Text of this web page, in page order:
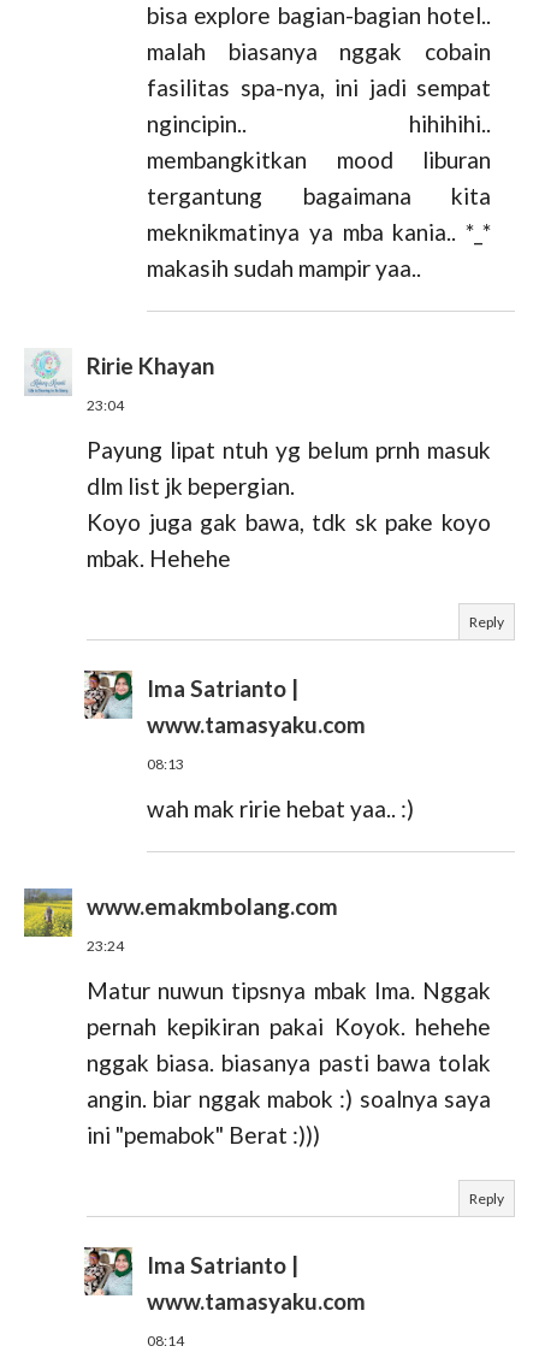
bisa explore bagian-bagian hotel..
malah biasanya nggak cobain
fasilitas spa-nya, ini jadi sempat
ngincipin.. hihihihi..
membangkitkan mood liburan
tergantung bagaimana kita
meknikmatinya ya mba kania.. *_*
makasih sudah mampir yaa..
Ririe Khayan
23:04
Payung lipat ntuh yg belum prnh masuk
dlm list jk bepergian.
Koyo juga gak bawa, tdk sk pake koyo
mbak. Hehehe
Reply
Ima Satrianto |
www.tamasyaku.com
08:13
wah mak ririe hebat yaa.. :)
www.emakmbolang.com
23:24
Matur nuwun tipsnya mbak Ima. Nggak
pernah kepikiran pakai Koyok. hehehe
nggak biasa. biasanya pasti bawa tolak
angin. biar nggak mabok :) soalnya saya
ini "pemabok" Berat :)))
Reply
Ima Satrianto |
www.tamasyaku.com
08:14